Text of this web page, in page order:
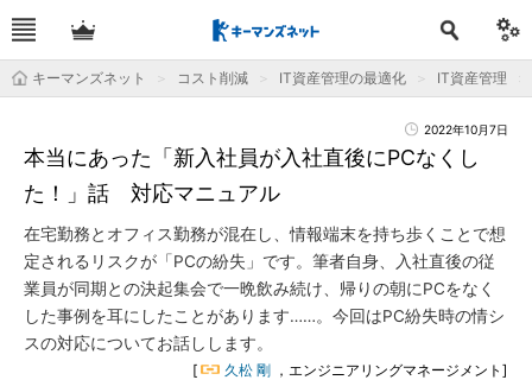
キーマンズネット コスト削減 IT資産管理の最適化 IT資産管理
2022年10月7日
本当にあった「新入社員が入社直後にPCなくし
た！」話 対応マニュアル
在宅勤務とオフィス勤務が混在し、情報端末を持ち歩くことで想
定されるリスクが「PCの紛失」です。筆者自身、入社直後の従
業員が同期との決起集会で一晩飲み続け、帰りの朝にPCをなく
した事例を耳にしたことがあります……。今回はPC紛失時の情シ
スの対応についてお話しします。
[ 久松 剛 ，エンジニアリングマネージメント]